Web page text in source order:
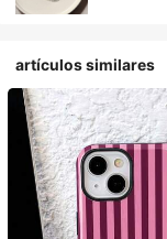
artículos similares